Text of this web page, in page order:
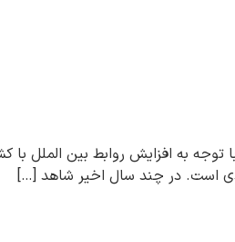
به افزایش روابط بین الملل
است. در چند سال اخیر شاهد […]